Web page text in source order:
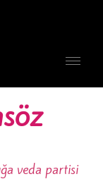
veda partisi